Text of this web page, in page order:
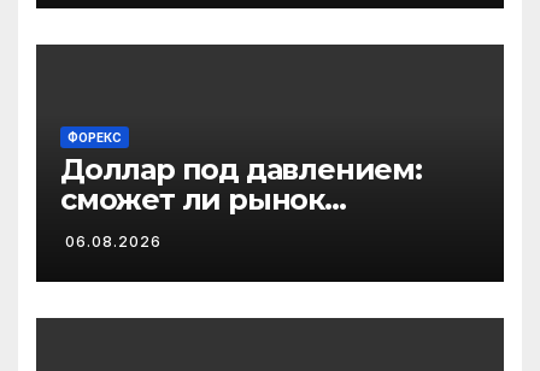
ФОРЕКС
Доллар под давлением:
сможет ли рынок
выполнить работу за ФРС?
06.08.2026